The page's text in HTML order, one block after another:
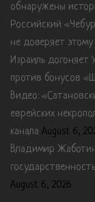
обнаружены
Российский
не доверяет
Израиль догоняет
против бонусов
Видео:
еврейских
канала August 6,
Владимир
August 6, 2026